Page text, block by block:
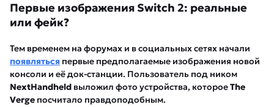
Первые изображения Switch 2: реальные
или фейк?
Тем временем на форумах и в социальных сетях начали
появляться первые предполагаемые изображения новой
консоли и её док-станции. Пользователь под ником
NextHandheld выложил фото устройства, котороеThe
Verge посчитало правдоподобным.